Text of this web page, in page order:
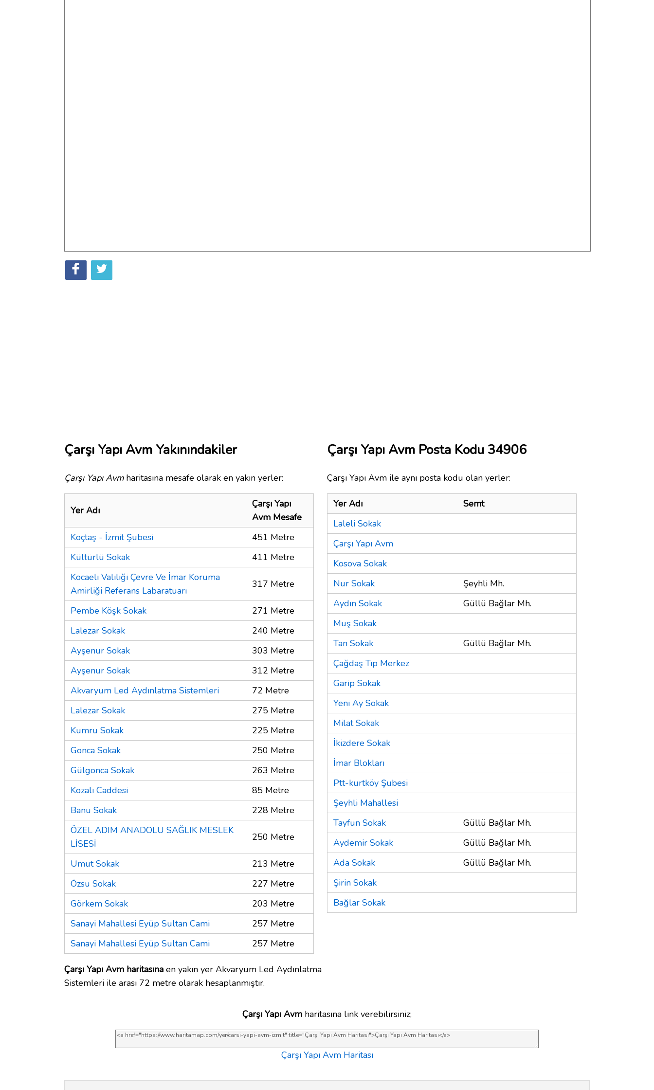
Çarşı Yapı Avm Yakınındakiler
Çarşı Yapı Avmharitasına mesafe olarak en yakın yerler:
Yer Adı
Çarşı Yapı
Avm Mesafe
Koçtaş - İzmit Şubesi
451 Metre
Kültürlü Sokak
411 Metre
Kocaeli Valiliği Çevre Ve İmar Koruma
Amirliği Referans Labaratuarı
317 Metre
Pembe Köşk Sokak
271 Metre
Lalezar Sokak
240 Metre
Ayşenur Sokak
303 Metre
Ayşenur Sokak
312 Metre
Akvaryum Led Aydınlatma Sistemleri
72 Metre
Lalezar Sokak
275 Metre
Kumru Sokak
225 Metre
Gonca Sokak
250 Metre
Gülgonca Sokak
263 Metre
Kozalı Caddesi
85 Metre
Banu Sokak
228 Metre
ÖZEL ADIM ANADOLU SAĞLIK MESLEK
LİSESİ
250 Metre
Umut Sokak
213 Metre
Özsu Sokak
227 Metre
Görkem Sokak
203 Metre
Sanayi Mahallesi Eyüp Sultan Cami
257 Metre
Sanayi Mahallesi Eyüp Sultan Cami
257 Metre
Çarşı Yapı Avm haritasına en yakın yer Akvaryum Led Aydınlatma
Sistemleri ile arası 72 metre olarak hesaplanmıştır.
Çarşı Yapı Avm Posta Kodu 34906
Çarşı Yapı Avm ile aynı posta kodu olan yerler:
Yer Adı
Semt
Laleli Sokak
Çarşı Yapı Avm
Kosova Sokak
Nur Sokak
Şeyhli Mh.
Aydın Sokak
Güllü Bağlar Mh.
Muş Sokak
Tan Sokak
Güllü Bağlar Mh.
Çağdaş Tıp Merkez
Garip Sokak
Yeni Ay Sokak
Milat Sokak
İkizdere Sokak
İmar Blokları
Ptt-kurtköy Şubesi
Şeyhli Mahallesi
Tayfun Sokak
Güllü Bağlar Mh.
Aydemir Sokak
Güllü Bağlar Mh.
Ada Sokak
Güllü Bağlar Mh.
Şirin Sokak
Bağlar Sokak
Çarşı Yapı Avm haritasına link verebilirsiniz;
Çarşı Yapı Avm Haritası